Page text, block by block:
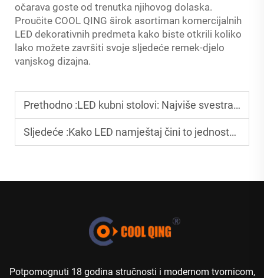
očarava goste od trenutka njihovog dolaska.
Proučite COOL QING širok asortiman komercijalnih
LED dekorativnih predmeta kako biste otkrili koliko
lako možete završiti svoje sljedeće remek-djelo
vanjskog dizajna.
Prethodno :LED kubni stolovi: Najviše svestran komad namještaja za bilo koji događaj
Sljedeće :Kako LED namještaj čini to jednostavnim i upečatljivim
Potpomognuti 18 godina stručnosti i modernom tvornicom,